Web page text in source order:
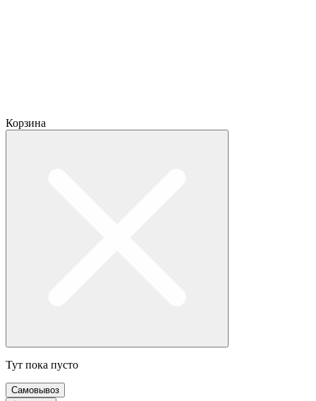
Корзина
Тут пока пусто
Самовывоз